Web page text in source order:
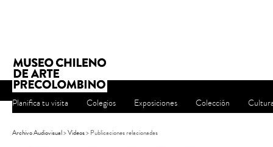
Planifica tu visita Colegios Exposiciones Colección
Archivo Audiovisual>Videos>Publicaciones relacionadas